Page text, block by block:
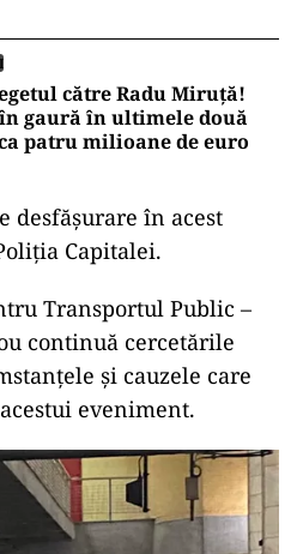
către Radu Miruță!
gaură în ultimele două
patru milioane de euro
desfășurare în acest
Capitalei.
Transportul Public –
continuă cercetările
și cauzele care
eveniment.